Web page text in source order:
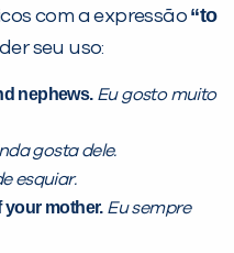
com a expressão “to
seu uso:
nephews.Eu gosto muito
gosta dele.
esquiar.
your mother.Eu sempre
ou bairro que